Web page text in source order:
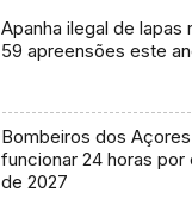
Apanha ilegal de lapas
59 apreensões este
Bombeiros dos
funcionar 24 horas por
de 2027